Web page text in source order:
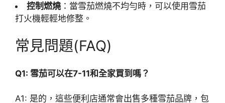
控制燃燒 ：當雪茄燃燒不均勻時，可以使用雪茄
打火機輕輕地修整。
常見問題(FAQ)
Q1: 雪茄可以在7-11和全家買到嗎？
A1: 是的，這些便利店通常會出售多種雪茄品牌，包